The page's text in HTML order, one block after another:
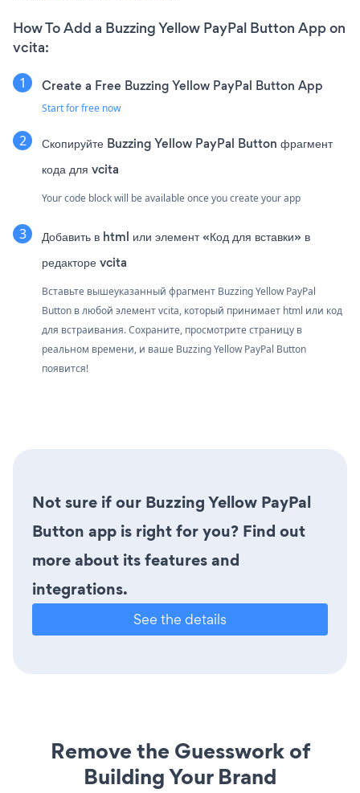
How To Add a Buzzing Yellow PayPal Button App on
vcita:
Create a Free Buzzing Yellow PayPal Button App
Start for free now
Скопируйте Buzzing Yellow PayPal Button фрагмент
кода для vcita
Your code block will be available once you create your app
Добавить в html или элемент «Код для вставки» в
редакторе vcita
Вставьте вышеуказанный фрагмент Buzzing Yellow PayPal
Button в любой элемент vcita, который принимает html или код
для встраивания. Сохраните, просмотрите страницу в
реальном времени, и ваше Buzzing Yellow PayPal Button
появится!
Not sure if our Buzzing Yellow PayPal
Button app is right for you? Find out
more about its features and
integrations.
See the details
Remove the Guesswork of
Building Your Brand